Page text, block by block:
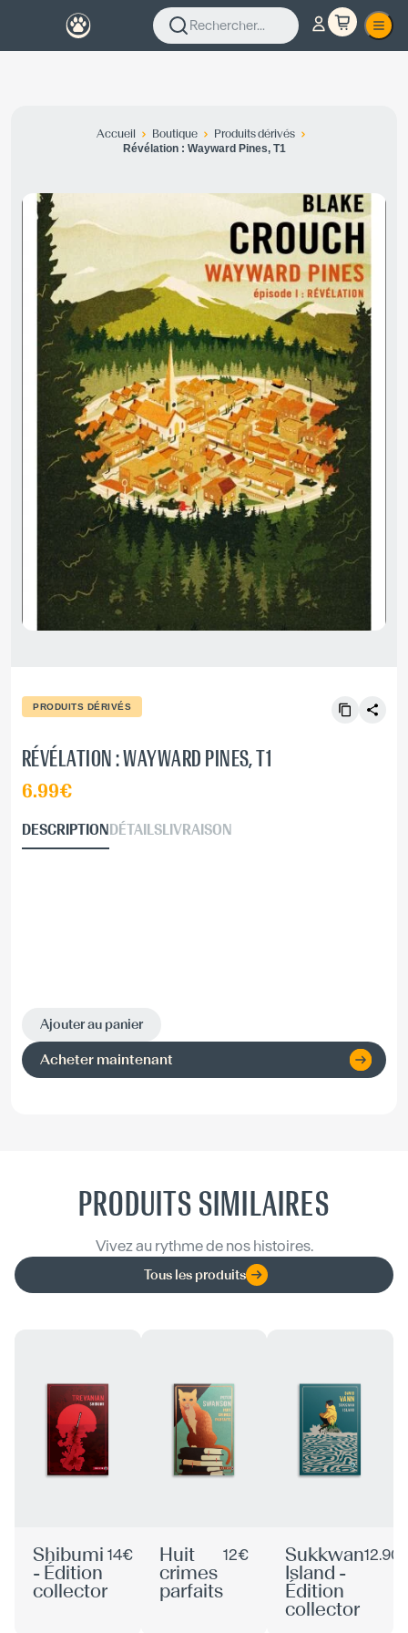
Rechercher...
Accueil Boutique Produits dérivés
Révélation : Wayward Pines, T1
PRODUITS DÉRIVÉS
RÉVÉLATION : WAYWARD PINES, T1
6.99€
DESCRIPTIONDÉTAILSLIVRAISON
Ajouter au panier
Acheter maintenant
PRODUITS SIMILAIRES
Vivez au rythme de nos histoires.
Tous les produits
Shibumi
- Édition
collector
14€
Huit
crimes
parfaits
12€
Sukkwan
Island -
Édition
collector